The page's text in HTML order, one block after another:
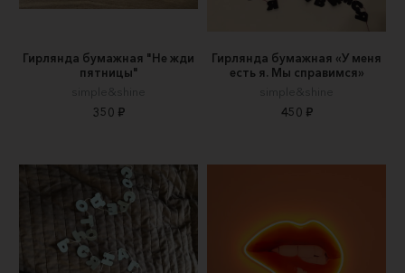
Гирлянда бумажная "Не жди
пятницы"
simple&shine
350 ₽
Гирлянда бумажная «У меня
есть я. Мы справимся»
simple&shine
450 ₽